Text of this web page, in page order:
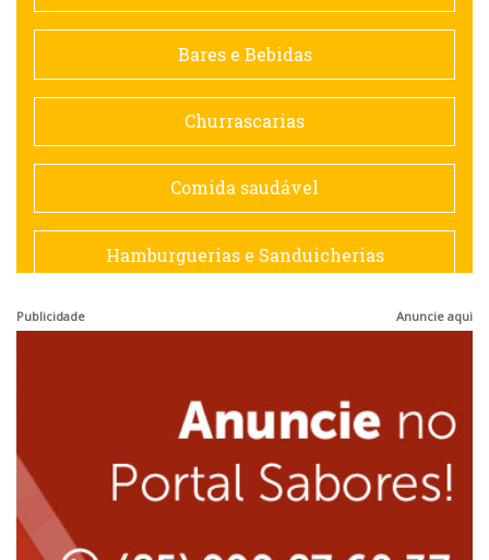
Contemporânea
Doceria
Espanhola
Francesa
Japonesa e Oriental
Lanchonetes
Bares e Bebidas
Churrascarias
Comida saudável
Hamburguerias e Sanduicherias
Publicidade Anuncie aqui